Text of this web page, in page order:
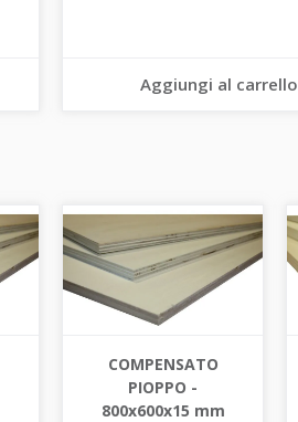
Aggiungi al carrello
COMPENSATO
PIOPPO -
800x600x15 mm